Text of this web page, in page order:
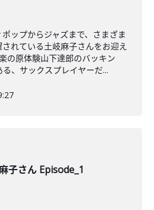
ップからジャズまで、さまざま
れている土岐麻子さんをお迎え
の原体験山下達郎のバッキン
、サックスプレイヤーだ...
子さん Episode_1